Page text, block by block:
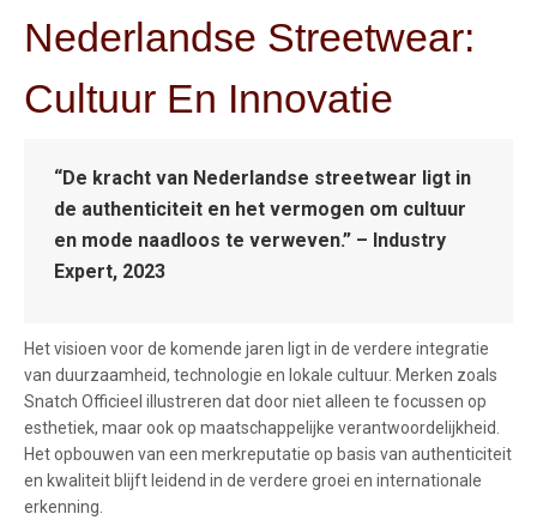
Nederlandse Streetwear:
Cultuur En Innovatie
“De kracht van Nederlandse streetwear ligt in
de authenticiteit en het vermogen om cultuur
en mode naadloos te verweven.” – Industry
Expert, 2023
Het visioen voor de komende jaren ligt in de verdere integratie
van duurzaamheid, technologie en lokale cultuur. Merken zoals
Snatch Officieel illustreren dat door niet alleen te focussen op
esthetiek, maar ook op maatschappelijke verantwoordelijkheid.
Het opbouwen van een merkreputatie op basis van authenticiteit
en kwaliteit blijft leidend in de verdere groei en internationale
erkenning.